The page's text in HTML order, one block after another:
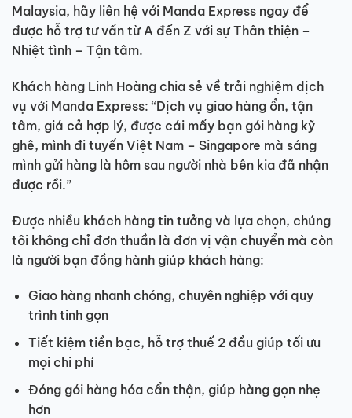
Malaysia, hãy liên hệ với Manda Express ngay để
được hỗ trợ tư vấn từ A đến Z với sự Thân thiện –
Nhiệt tình – Tận tâm.
Khách hàng Linh Hoàng chia sẻ về trải nghiệm dịch
vụ với Manda Express: “Dịch vụ giao hàng ổn, tận
tâm, giá cả hợp lý, được cái mấy bạn gói hàng kỹ
ghê, mình đi tuyến Việt Nam – Singapore mà sáng
mình gửi hàng là hôm sau người nhà bên kia đã nhận
được rồi.”
Được nhiều khách hàng tin tưởng và lựa chọn, chúng
tôi không chỉ đơn thuần là đơn vị vận chuyển mà còn
là người bạn đồng hành giúp khách hàng:
Giao hàng nhanh chóng, chuyên nghiệp với quy
trình tinh gọn
Tiết kiệm tiền bạc, hỗ trợ thuế 2 đầu giúp tối ưu
mọi chi phí
Đóng gói hàng hóa cẩn thận, giúp hàng gọn nhẹ
hơn